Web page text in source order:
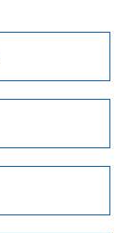
以下を必ずお読
Cr(VI)
法人を
ル類４
間は出
備考
を完了
い限
ま